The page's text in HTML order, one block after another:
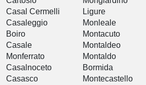
Casal Cermelli
Casaleggio
Boiro
Casale
Monferrato
Casalnoceto
Casasco
Ligure
Monleale
Montacuto
Montaldeo
Montaldo
Bormida
Montecastello